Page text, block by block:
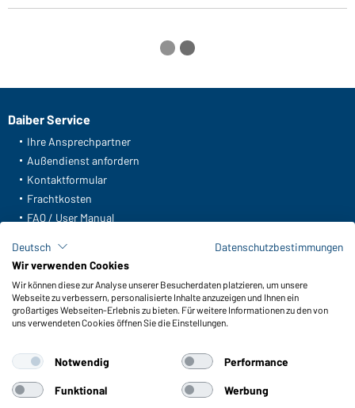
Daiber Service
Ihre Ansprechpartner
Außendienst anfordern
Kontaktformular
Frachtkosten
FAQ / User Manual
Meldeportal nach Hinweisgeberschutz
Funktionen & Pflege
Produkteigenschaften
Pflegehinweise
Farben
Deutsch
Datenschutzbestimmungen
Wir verwenden Cookies
Wir können diese zur Analyse unserer Besucherdaten platzieren, um unsere
Webseite zu verbessern, personalisierte Inhalte anzuzeigen und Ihnen ein
großartiges Webseiten-Erlebnis zu bieten. Für weitere Informationen zu den von
uns verwendeten Cookies öffnen Sie die Einstellungen.
Notwendig Performance
Funktional Werbung